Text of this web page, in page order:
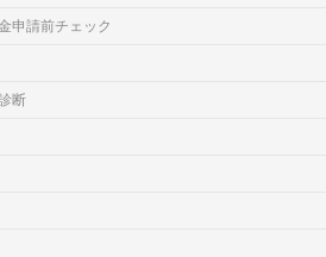
申請前チェック
断